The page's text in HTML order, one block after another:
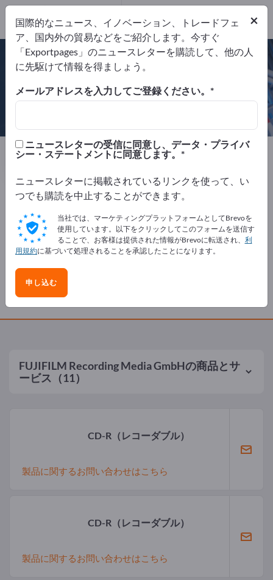
製造元 ドイツ
Website
DIN EN ISO 9001:2000
FUJIFILM Recording Media GmbHの商品とサ
ービス（11）
CD-R（レコーダブル）
製品に関するお問い合わせはこちら
CD-R（レコーダブル）
製品に関するお問い合わせはこちら
×
国際的なニュース、イノベーション、トレードフェ
ア、国内外の貿易などをご紹介します。今すぐ
「Exportpages」のニュースレターを購読して、他の人
に先駆けて情報を得ましょう。
メールアドレスを入力してご登録ください。
ニュースレターの受信に同意し、データ・プライバ
シー・ステートメントに同意します。
ニュースレターに掲載されているリンクを使って、い
つでも購読を中止することができます。
当社では、マーケティングプラットフォームとしてBrevoを
使用しています。以下をクリックしてこのフォームを送信す
ることで、お客様は提供された情報がBrevoに転送され、 利
用規約に基づいて処理されることを承認したことになります。
申し込む